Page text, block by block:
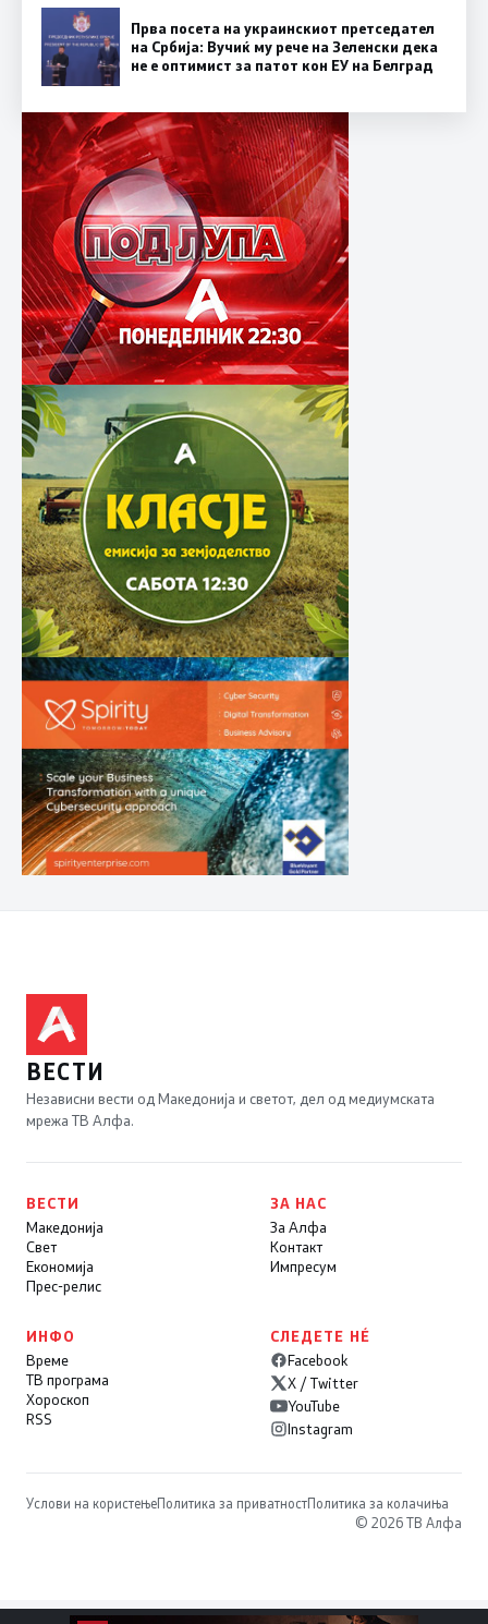
Прва посета на украинскиот претседател
на Србија: Вучиќ му рече на Зеленски дека
не е оптимист за патот кон ЕУ на Белград
ВЕСТИ
Независни вести од Македонија и светот, дел од медиумската
мрежа ТВ Алфа.
ВЕСТИ
Македонија
Свет
Економија
Прес-релис
ЗА НАС
За Алфа
Контакт
Импресум
ИНФО
Време
ТВ програма
Хороскоп
RSS
СЛЕДЕТЕ НÉ
Facebook
X / Twitter
YouTube
Instagram
Услови на користењеПолитика за приватностПолитика за колачиња
© 2026 ТВ Алфа